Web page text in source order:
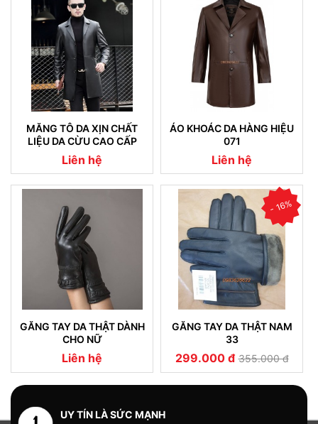
MĂNG TÔ DA XỊN CHẤT
LIỆU DA CỪU CAO CẤP
NHẬP KHẨU (07)
Liên hệ
ÁO KHOÁC DA HÀNG HIỆU
071
Liên hệ
GĂNG TAY DA THẬT DÀNH
CHO NỮ
Liên hệ
- 16%
GĂNG TAY DA THẬT NAM
33
299.000 đ 355.000 đ
UY TÍN LÀ SỨC MẠNH